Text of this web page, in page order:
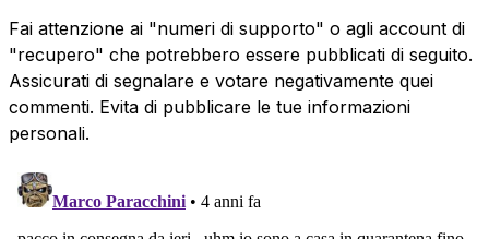
Fai attenzione ai "numeri di supporto" o agli account di
"recupero" che potrebbero essere pubblicati di seguito.
Assicurati di segnalare e votare negativamente quei
commenti. Evita di pubblicare le tue informazioni
personali.